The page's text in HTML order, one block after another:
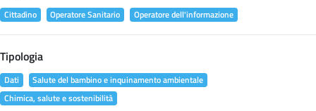
Cittadino Operatore Sanitario Operatore dell'informazione
Tipologia
Dati
Salute del bambino e inquinamento ambientale
Chimica, salute e sostenibilità